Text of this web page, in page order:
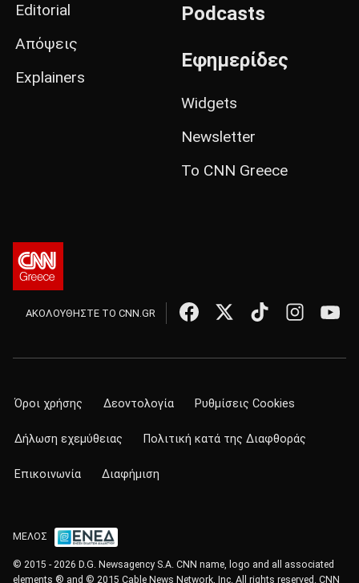
Editorial
Απόψεις
Explainers
Podcasts
Εφημερίδες
Widgets
Newsletter
Το CNN Greece
ΑΚΟΛΟΥΘΗΣΤΕ ΤΟ CNN.GR
Όροι χρήσης Δεοντολογία Ρυθμίσεις Cookies
Δήλωση εχεμύθειας Πολιτική κατά της Διαφθοράς
Επικοινωνία Διαφήμιση
ΜΕΛΟΣ
© 2015 - 2026 D.G. Newsagency S.A. CNN name, logo and all associated
elements ® and © 2015 Cable News Network, Inc. All rights reserved. CNN